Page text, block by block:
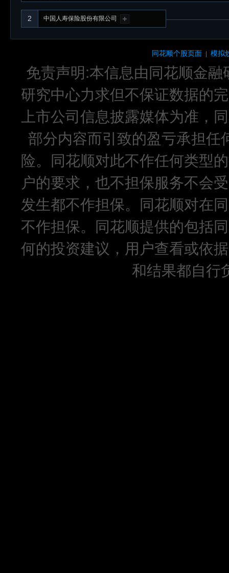
2 中国人寿保险股份有限公司
同花顺个股页面 模拟
免责声明:本信息由同花顺金
研究中心力求但不保证数据的
上市公司信息披露媒体为准，
部分内容而引致的盈亏承担任
险。同花顺对此不作任何类型
户的要求，也不担保服务不会
发生都不作担保。同花顺对在
不作担保。同花顺提供的包括
何的投资建议，用户查看或依
和结果都自行